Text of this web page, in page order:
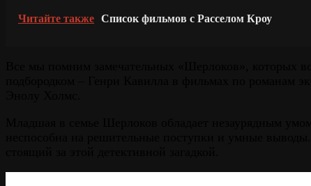
Читайте также Список фильмов с Расселом Кроу